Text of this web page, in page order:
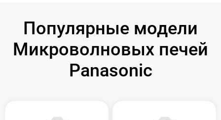
Популярные модели
Микроволновых печей
Panasonic